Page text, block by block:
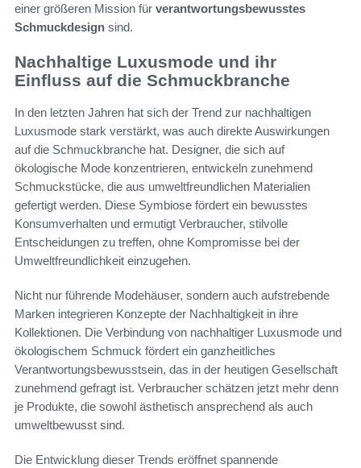
einer größeren Mission für verantwortungsbewusstes
Schmuckdesign sind.
Nachhaltige Luxusmode und ihr
Einfluss auf die Schmuckbranche
In den letzten Jahren hat sich der Trend zur nachhaltigen
Luxusmode stark verstärkt, was auch direkte Auswirkungen
auf die Schmuckbranche hat. Designer, die sich auf
ökologische Mode konzentrieren, entwickeln zunehmend
Schmuckstücke, die aus umweltfreundlichen Materialien
gefertigt werden. Diese Symbiose fördert ein bewusstes
Konsumverhalten und ermutigt Verbraucher, stilvolle
Entscheidungen zu treffen, ohne Kompromisse bei der
Umweltfreundlichkeit einzugehen.
Nicht nur führende Modehäuser, sondern auch aufstrebende
Marken integrieren Konzepte der Nachhaltigkeit in ihre
Kollektionen. Die Verbindung von nachhaltiger Luxusmode und
ökologischem Schmuck fördert ein ganzheitliches
Verantwortungsbewusstsein, das in der heutigen Gesellschaft
zunehmend gefragt ist. Verbraucher schätzen jetzt mehr denn
je Produkte, die sowohl ästhetisch ansprechend als auch
umweltbewusst sind.
Die Entwicklung dieser Trends eröffnet spannende